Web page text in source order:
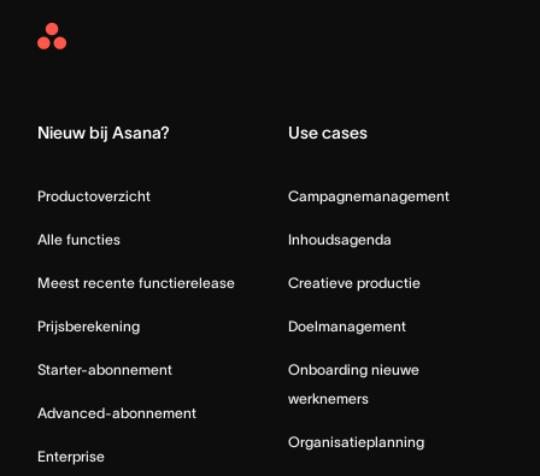
Asana
Nieuw bij Asana?
Productoverzicht
Alle functies
Meest recente functierelease
Prijsberekening
Starter-abonnement
Advanced-abonnement
Enterprise
Use cases
Campagnemanagement
Inhoudsagenda
Creatieve productie
Doelmanagement
Onboarding nieuwe
werknemers
Organisatieplanning